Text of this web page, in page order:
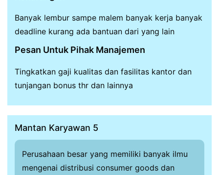
Banyak lembur sampe malem banyak kerja banyak
deadline kurang ada bantuan dari yang lain
Pesan Untuk Pihak Manajemen
Tingkatkan gaji kualitas dan fasilitas kantor dan
tunjangan bonus thr dan lainnya
Mantan Karyawan 5
Perusahaan besar yang memiliki banyak ilmu
mengenai distribusi consumer goods dan